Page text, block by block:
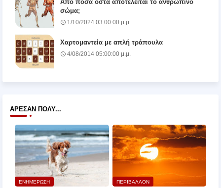
Από πόσα οστά αποτελείται το ανθρώπινο
σώμα;
1/10/2024 03:00:00 μ.μ.
Χαρτομαντεία με απλή τράπουλα
4/08/2014 05:00:00 μ.μ.
ΆΡΕΣΑΝ ΠΟΛΎ...
ΕΝΗΜΕΡΩΣΗ ΠΕΡΙΒΑΛΛΟΝ